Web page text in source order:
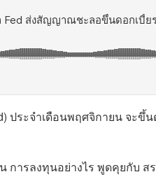
ประจำเดือนพฤศจิกายน จะ
การลงทุนอย่างไร พูดคุยกับ